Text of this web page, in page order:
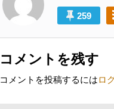
ー
ン
259
コメントを残す
コメントを投稿するにはロ